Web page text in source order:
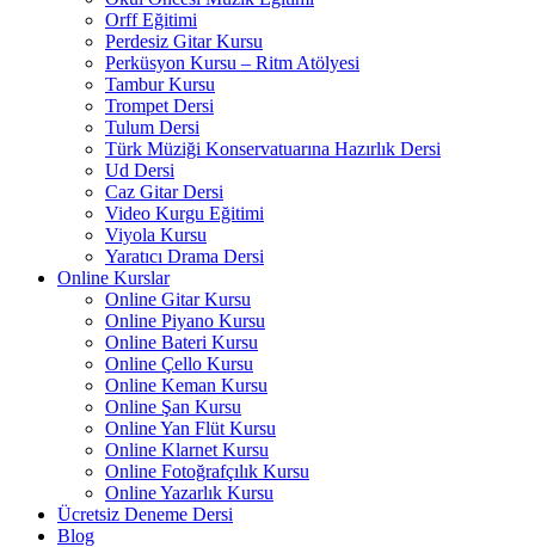
Orff Eğitimi
Perdesiz Gitar Kursu
Perküsyon Kursu – Ritm Atölyesi
Tambur Kursu
Trompet Dersi
Tulum Dersi
Türk Müziği Konservatuarına Hazırlık Dersi
Ud Dersi
Caz Gitar Dersi
Video Kurgu Eğitimi
Viyola Kursu
Yaratıcı Drama Dersi
Online Kurslar
Online Gitar Kursu
Online Piyano Kursu
Online Bateri Kursu
Online Çello Kursu
Online Keman Kursu
Online Şan Kursu
Online Yan Flüt Kursu
Online Klarnet Kursu
Online Fotoğrafçılık Kursu
Online Yazarlık Kursu
Ücretsiz Deneme Dersi
Blog